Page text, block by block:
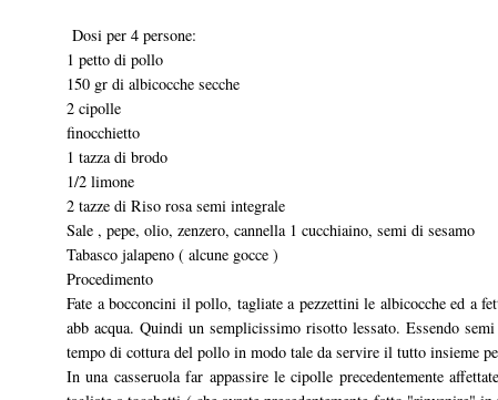
Dosi per 4 persone:
1 petto di pollo
150 gr di albicocche secche
2 cipolle
finocchietto
1 tazza di brodo
1/2 limone
2 tazze di Riso rosa semi integrale
Sale , pepe, olio, zenzero, cannella 1 cucchiaino, semi di sesamo
Tabasco jalapeno ( alcune gocce )
Procedimento
Fate a bocconcini il pollo, tagliate a pezzettini le albicocche ed a
abb acqua. Quindi un semplicissimo risotto lessato. Essendo
tempo di cottura del pollo in modo tale da servire il tutto insieme
In una casseruola far appassire le cipolle precedentemente